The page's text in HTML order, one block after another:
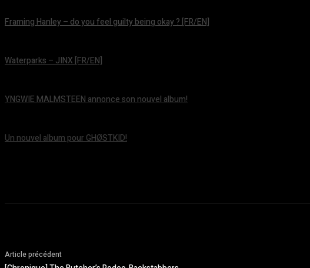
Framing Hanley – do you feel guilty being okay ? [FR/EN]
Waterparks – JINX [FR/EN]
YNGWIE MALMSTEEN annonce son nouvel album!
Un nouvel album pour GHØSTKID!
Article précédent